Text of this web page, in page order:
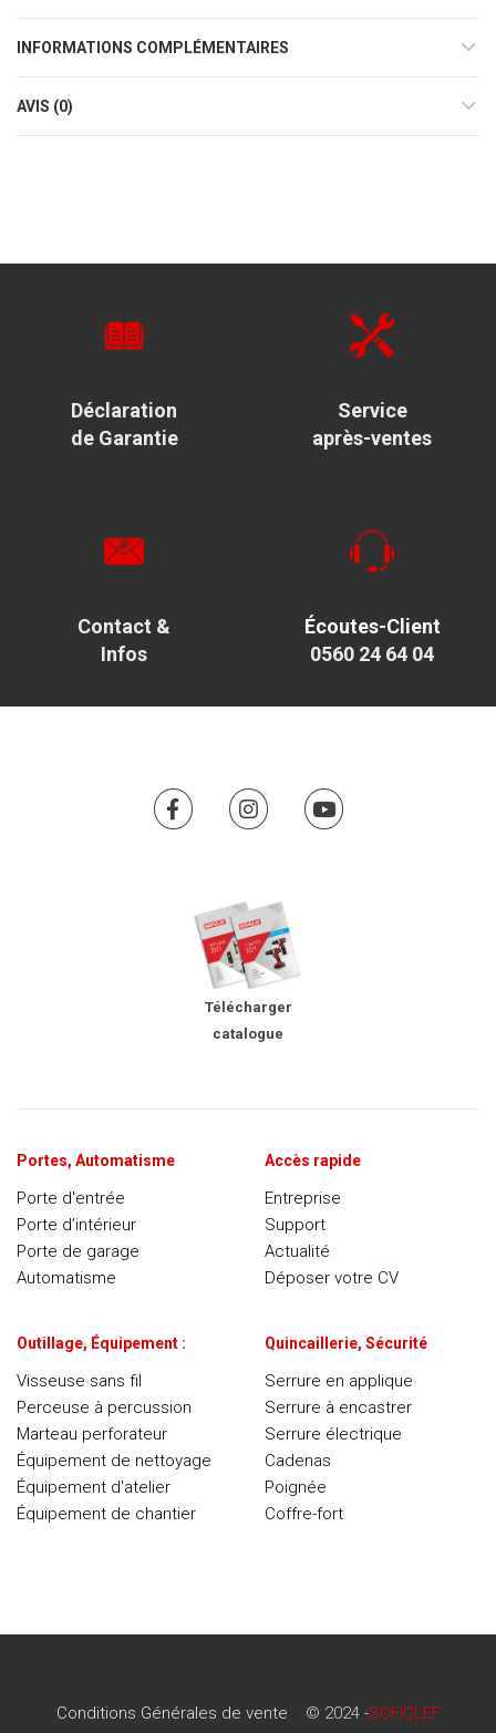
INFORMATIONS COMPLÉMENTAIRES
AVIS (0)
Déclaration
de Garantie
Service
après-ventes
Contact &
Infos
Écoutes-Client
0560 24 64 04
Télécharger
catalogue
Portes, Automatisme
Porte d'entrée
Porte d’intérieur
Porte de garage
Automatisme
Accès rapide
Entreprise
Support
Actualité
Déposer votre CV
Outillage, Équipement :
Visseuse sans fil
Perceuse à percussion
Marteau perforateur
Équipement de nettoyage
Équipement d'atelier
Équipement de chantier
Quincaillerie, Sécurité
Serrure en applique
Serrure à encastrer
Serrure électrique
Cadenas
Poignée
Coffre-fort
Conditions Générales de vente © 2024 -SOFICLEF